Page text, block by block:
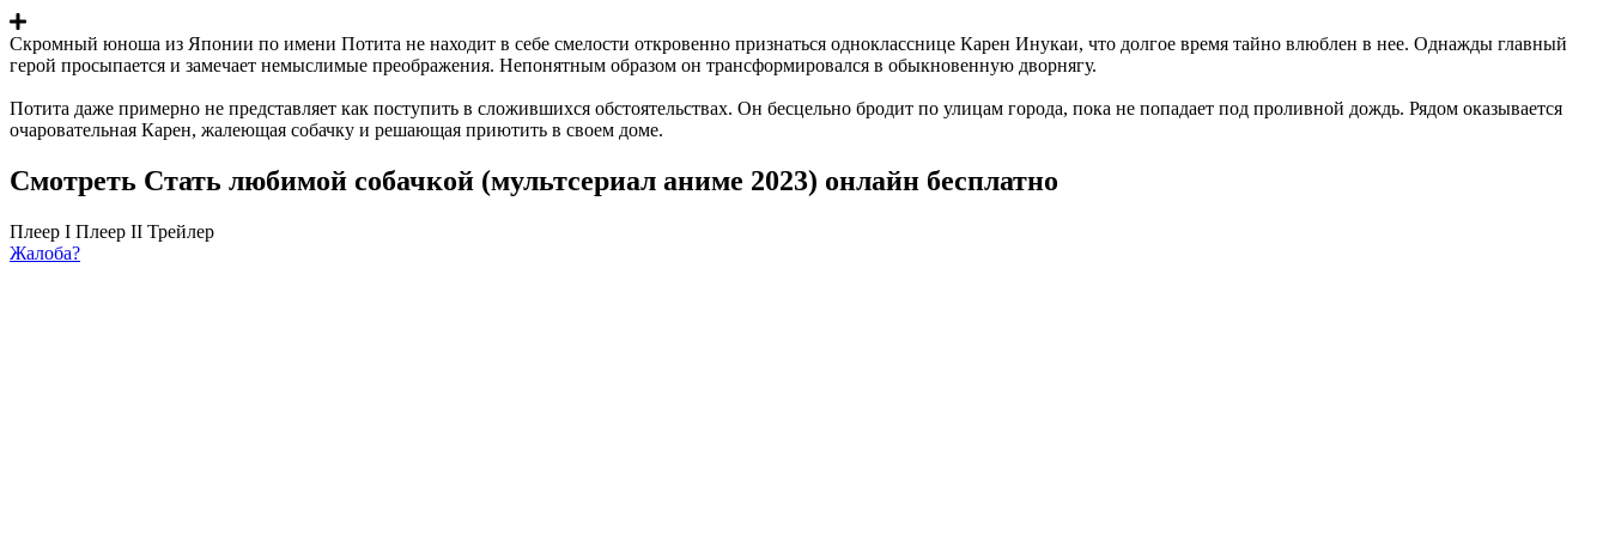
Скромный юноша из Японии по имени Потита не находит в себе смелости откровенно признаться однокласснице Карен Инукаи, что долгое время тайно влюблен в нее. Однажды главный
герой просыпается и замечает немыслимые преображения. Непонятным образом он трансформировался в обыкновенную дворнягу.
Потита даже примерно не представляет как поступить в сложившихся обстоятельствах. Он бесцельно бродит по улицам города, пока не попадает под проливной дождь. Рядом оказывается
очаровательная Карен, жалеющая собачку и решающая приютить в своем доме.
Смотреть Стать любимой собачкой (мультсериал аниме 2023) онлайн бесплатно
Плеер I Плеер II Трейлер
Жалоба?